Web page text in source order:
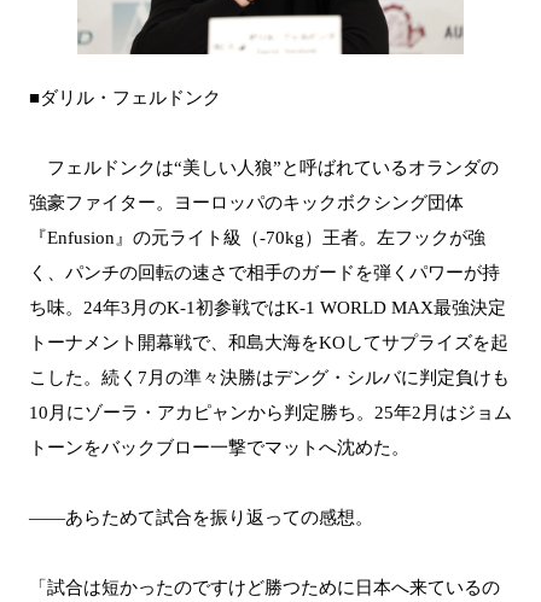
■ダリル・フェルドンク
フェルドンクは“美しい人狼”と呼ばれているオランダの
強豪ファイター。ヨーロッパのキックボクシング団体
『Enfusion』の元ライト級（-70kg）王者。左フックが強
く、パンチの回転の速さで相手のガードを弾くパワーが持
ち味。24年3月のK-1初参戦ではK-1 WORLD MAX最強決定
トーナメント開幕戦で、和島大海をKOしてサプライズを起
こした。続く7月の準々決勝はデング・シルバに判定負けも
10月にゾーラ・アカピャンから判定勝ち。25年2月はジョム
トーンをバックブロー一撃でマットへ沈めた。
――あらためて試合を振り返っての感想。
「試合は短かったのですけど勝つために日本へ来ているの